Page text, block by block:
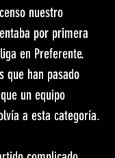
nuestro
por primera
en Preferente.
que han pasado
un equipo
a esta categoría.